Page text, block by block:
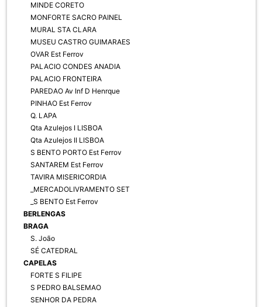
MINDE CORETO
MONFORTE SACRO PAINEL
MURAL STA CLARA
MUSEU CASTRO GUIMARAES
OVAR Est Ferrov
PALACIO CONDES ANADIA
PALACIO FRONTEIRA
PAREDAO Av Inf D Henrque
PINHAO Est Ferrov
Q. LAPA
Qta Azulejos I LISBOA
Qta Azulejos II LISBOA
S BENTO PORTO Est Ferrov
SANTAREM Est Ferrov
TAVIRA MISERICORDIA
_MERCADOLIVRAMENTO SET
_S BENTO Est Ferrov
BERLENGAS
BRAGA
S. João
SÉ CATEDRAL
CAPELAS
FORTE S FILIPE
S PEDRO BALSEMAO
SENHOR DA PEDRA